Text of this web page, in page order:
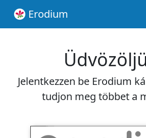
Erodium
Jelentkezzen be Erodium
tudjon meg többet a